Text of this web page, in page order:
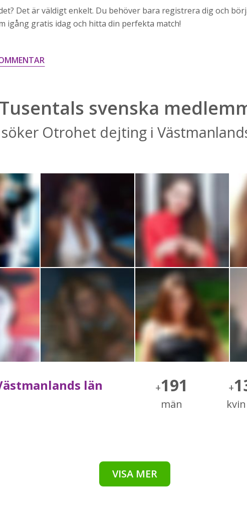
Det är väldigt enkelt. Du behöver bara registrera dig och
igång gratis idag och hitta din perfekta match!
Tusentals svenska
Otrohet dejting i
län
+191
män
+
VISA MER